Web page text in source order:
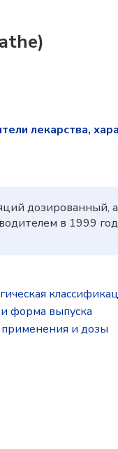
лекарства,
в 1999
форма выпускa
применения и дозы